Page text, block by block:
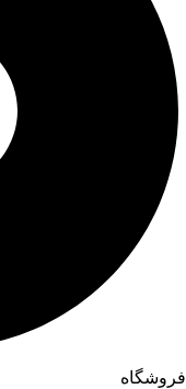
فروشگاه